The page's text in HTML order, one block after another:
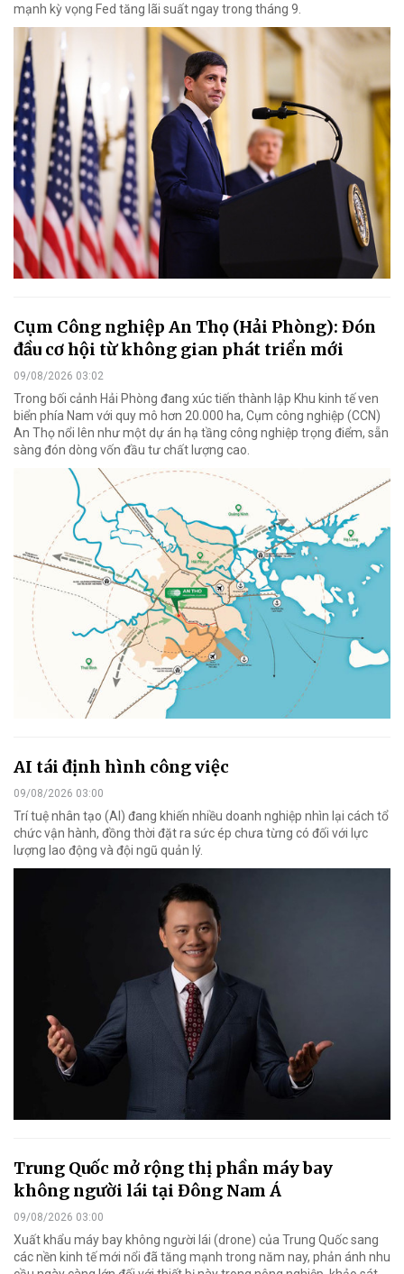
mạnh kỳ vọng Fed tăng lãi suất ngay trong tháng 9.
Cụm Công nghiệp An Thọ (Hải Phòng): Đón
đầu cơ hội từ không gian phát triển mới
09/08/2026 03:02
Trong bối cảnh Hải Phòng đang xúc tiến thành lập Khu kinh tế ven
biển phía Nam với quy mô hơn 20.000 ha, Cụm công nghiệp (CCN)
An Thọ nổi lên như một dự án hạ tầng công nghiệp trọng điểm, sẵn
sàng đón dòng vốn đầu tư chất lượng cao.
AI tái định hình công việc
09/08/2026 03:00
Trí tuệ nhân tạo (AI) đang khiến nhiều doanh nghiệp nhìn lại cách tổ
chức vận hành, đồng thời đặt ra sức ép chưa từng có đối với lực
lượng lao động và đội ngũ quản lý.
Trung Quốc mở rộng thị phần máy bay
không người lái tại Đông Nam Á
09/08/2026 03:00
Xuất khẩu máy bay không người lái (drone) của Trung Quốc sang
các nền kinh tế mới nổi đã tăng mạnh trong năm nay, phản ánh nhu